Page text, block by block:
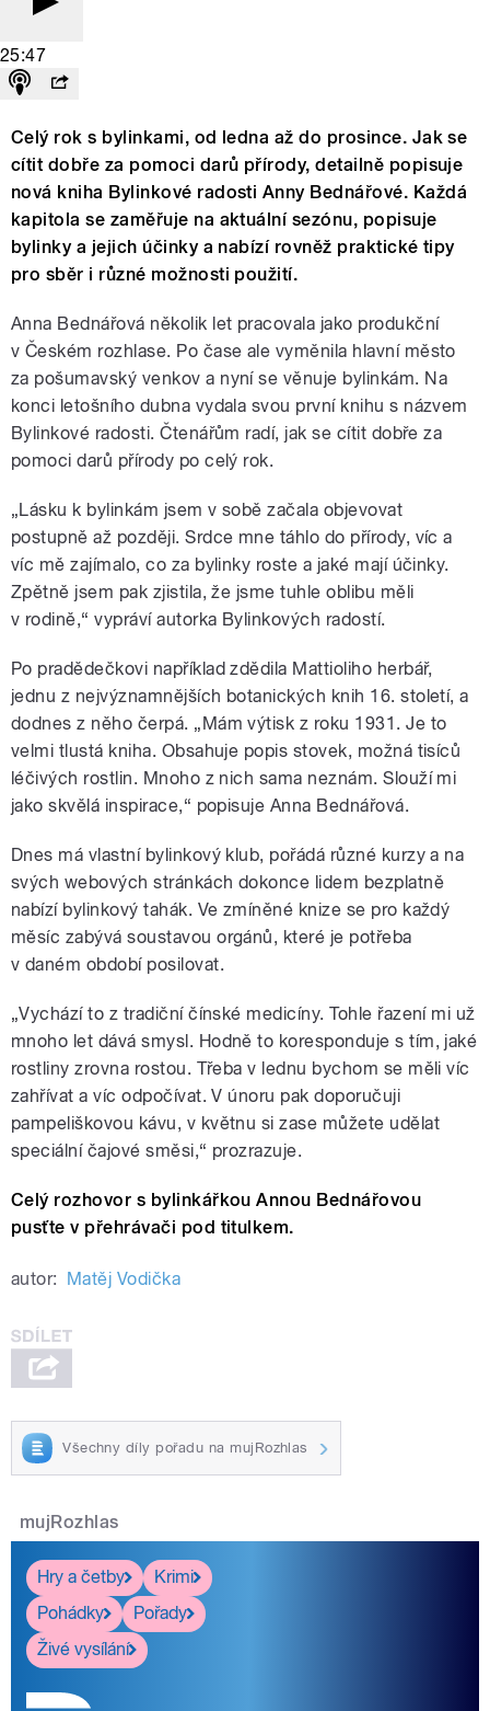
25:47
Celý rok s bylinkami, od ledna až do prosince. Jak se
cítit dobře za pomoci darů přírody, detailně popisuje
nová kniha Bylinkové radosti Anny Bednářové. Každá
kapitola se zaměřuje na aktuální sezónu, popisuje
bylinky a jejich účinky a nabízí rovněž praktické tipy
pro sběr i různé možnosti použití.
Anna Bednářová několik let pracovala jako produkční
v Českém rozhlase. Po čase ale vyměnila hlavní město
za pošumavský venkov a nyní se věnuje bylinkám. Na
konci letošního dubna vydala svou první knihu s názvem
Bylinkové radosti. Čtenářům radí, jak se cítit dobře za
pomoci darů přírody po celý rok.
„Lásku k bylinkám jsem v sobě začala objevovat
postupně až později. Srdce mne táhlo do přírody, víc a
víc mě zajímalo, co za bylinky roste a jaké mají účinky.
Zpětně jsem pak zjistila, že jsme tuhle oblibu měli
v rodině,“ vypráví autorka Bylinkových radostí.
Po pradědečkovi například zdědila Mattioliho herbář,
jednu z nejvýznamnějších botanických knih 16. století, a
dodnes z něho čerpá. „Mám výtisk z roku 1931. Je to
velmi tlustá kniha. Obsahuje popis stovek, možná tisíců
léčivých rostlin. Mnoho z nich sama neznám. Slouží mi
jako skvělá inspirace,“ popisuje Anna Bednářová.
Dnes má vlastní bylinkový klub, pořádá různé kurzy a na
svých webových stránkách dokonce lidem bezplatně
nabízí bylinkový tahák. Ve zmíněné knize se pro každý
měsíc zabývá soustavou orgánů, které je potřeba
v daném období posilovat.
„Vychází to z tradiční čínské medicíny. Tohle řazení mi už
mnoho let dává smysl. Hodně to koresponduje s tím, jaké
rostliny zrovna rostou. Třeba v lednu bychom se měli víc
zahřívat a víc odpočívat. V únoru pak doporučuji
pampeliškovou kávu, v květnu si zase můžete udělat
speciální čajové směsi,“ prozrazuje.
Celý rozhovor s bylinkářkou Annou Bednářovou
pusťte v přehrávači pod titulkem.
autor: Matěj Vodička
Všechny díly pořadu na mujRozhlas
mujRozhlas
Hry a četby
Krimi
Pohádky
Pořady
Živé vysílání